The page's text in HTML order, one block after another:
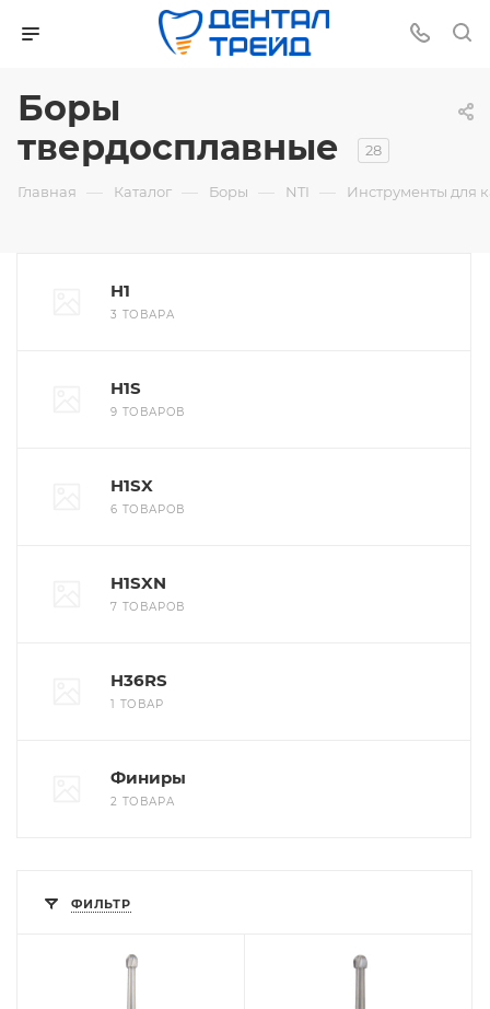
Боры
твердосплавные
28
Главная — Каталог — Боры — NTI — Инструменты для
H1
3 ТОВАРА
H1S
9 ТОВАРОВ
H1SX
6 ТОВАРОВ
H1SXN
7 ТОВАРОВ
H36RS
1 ТОВАР
Финиры
2 ТОВАРА
ФИЛЬТР